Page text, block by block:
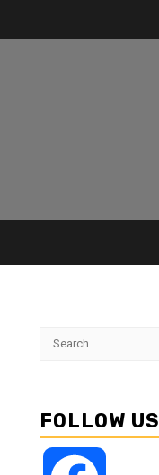
Search
FOLLOW US